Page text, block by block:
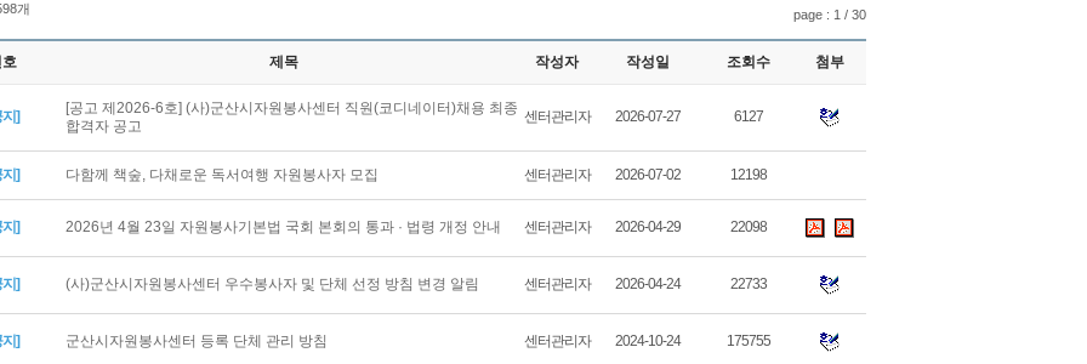
개 page : 1 / 30
호 제목 작성자 작성일 조회수 첨부
지]
[공고 제2026-6호] (사)군산시자원봉사센터 직원(코디네이터)채용 최종
합격자 공고
센터관리자 2026-07-27 6127
지] 다함께 책숲, 다채로운 독서여행 자원봉사자 모집 센터관리자 2026-07-02 12198
지] 2026년 4월 23일 자원봉사기본법 국회 본회의 통과 · 법령 개정 안내 센터관리자 2026-04-29 22098
지] (사)군산시자원봉사센터 우수봉사자 및 단체 선정 방침 변경 알림 센터관리자 2026-04-24 22733
지] 군산시자원봉사센터 등록 단체 관리 방침 센터관리자 2024-10-24 175755